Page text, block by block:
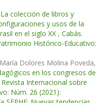
La colección de libros y
y usos de la
en el siglo XX , Cabás.
Histórico-Educativo:
Dolores Molina Poveda,
en los congresos de
Revista Internacional sobre
Núm. 26 (2021):